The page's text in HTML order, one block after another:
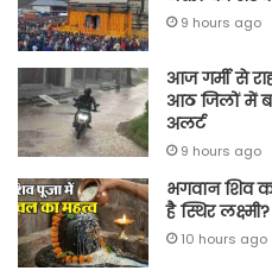
9 hours ago
आज गर्मी से
आठ जिलों में
अलर्ट
9 hours ago
भगवान शिव
है स्थिर लक्ष्मी?
10 hours ago